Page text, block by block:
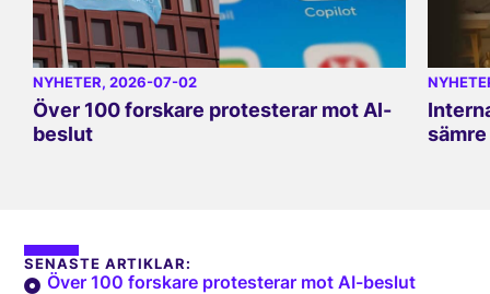
NYHETER, 2026-07-02
Över 100 forskare protesterar mot AI-
beslut
SENASTE ARTIKLAR:
Över 100 forskare protesterar mot AI-beslut